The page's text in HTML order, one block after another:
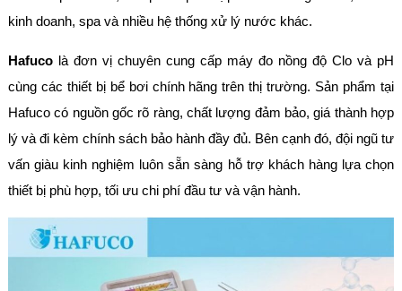
kinh doanh, spa và nhiều hệ thống xử lý nước khác.
Hafucolà đơn vị chuyên cung cấp máy đo nồng độ Clo và pH
cùng các thiết bị bể bơi chính hãng trên thị trường. Sản phẩm tại
Hafuco có nguồn gốc rõ ràng, chất lượng đảm bảo, giá thành hợp
lý và đi kèm chính sách bảo hành đầy đủ. Bên cạnh đó, đội ngũ tư
vấn giàu kinh nghiệm luôn sẵn sàng hỗ trợ khách hàng lựa chọn
thiết bị phù hợp, tối ưu chi phí đầu tư và vận hành.